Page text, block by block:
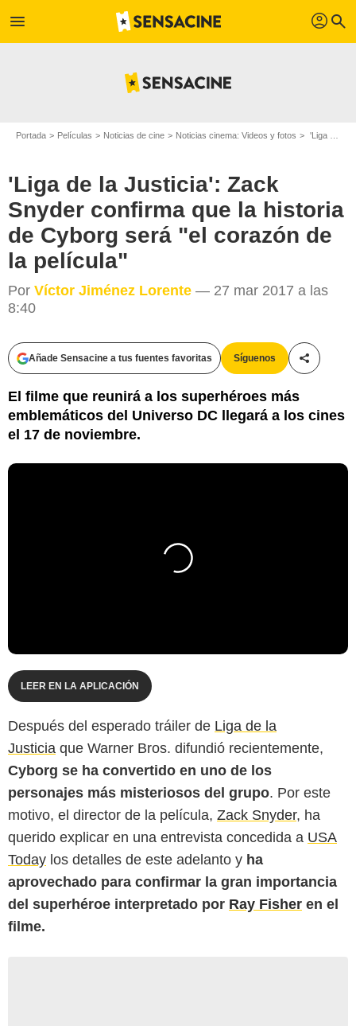
menu profil search
Portada Películas Noticias de cine Noticias cinema: Videos y fotos 'Liga de la Justicia': Zack Snyder confirma que la historia de Cyborg será "el corazón de la película"
'Liga de la Justicia': Zack
Snyder confirma que la historia
de Cyborg será "el corazón de
la película"
Por Víctor Jiménez Lorente — 27 mar 2017 a las
8:40
Añade Sensacine a tus fuentes favoritas Síguenos
El filme que reunirá a los superhéroes más
emblemáticos del Universo DC llegará a los cines
el 17 de noviembre.
LEER EN LA APLICACIÓN
Después del esperado tráiler de Liga de la
Justicia que Warner Bros. difundió recientemente,
Cyborg se ha convertido en uno de los
personajes más misteriosos del grupo. Por este
motivo, el director de la película, Zack Snyder, ha
querido explicar en una entrevista concedida a USA
Today los detalles de este adelanto y ha
aprovechado para confirmar la gran importancia
del superhéroe interpretado por Ray Fisher en el
filme.